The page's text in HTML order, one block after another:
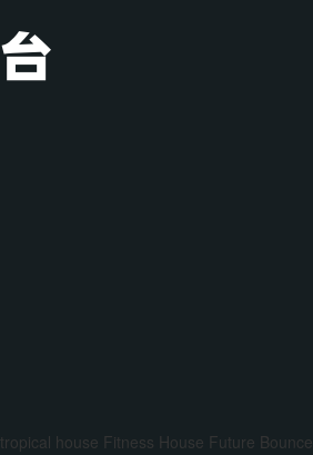
tropical house Fitness House Future Bounce